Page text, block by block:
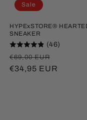
Sale
HYPExSTORE®
SNEAKER
(46)
Normaler
Preis
€69,00 EUR
€34,95 EUR